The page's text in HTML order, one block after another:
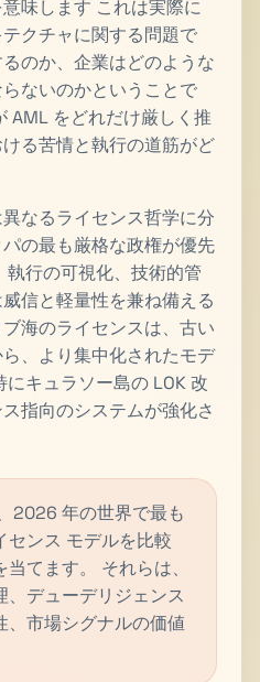
味します これは実際に
クチャに関する問題で
のか、企業はどのような
ないのかということで
AML をどれだけ厳しく推
る苦情と執行の道筋がど
なるライセンス哲学に分
の最も厳格な政権が優先
行の可視化、技術的管
信と軽量性を兼ね備える
海のライセンスは、古い
、より集中化されたモデ
キュラソー島の LOK 改
指向のシステムが強化さ
2026 年の世界で最も
センス モデルを比較
てます。 それらは、
デューデリジェンス
、市場シグナルの価値